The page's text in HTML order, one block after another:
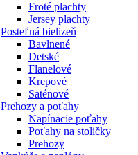
Froté plachty
Jersey plachty
Posteľná bielizeň
Bavlnené
Detské
Flanelové
Krepové
Saténové
Prehozy a poťahy
Napínacie poťahy
Poťahy na stoličky
Prehozy